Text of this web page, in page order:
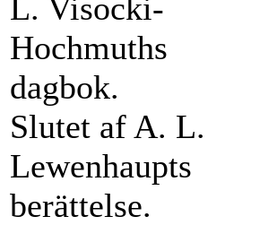
L. Visocki-
Hochmuths
dagbok.
Slutet af A. L.
Lewenhaupts
berättelse.